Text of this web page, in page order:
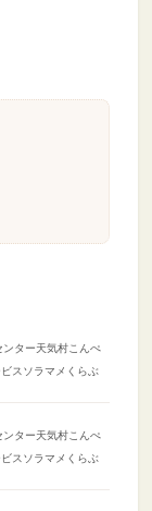
ター天気村こんぺ
スソラマメくらぶ
ター天気村こんぺ
スソラマメくらぶ